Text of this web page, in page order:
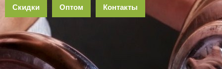
Скидки Оптом Контакты